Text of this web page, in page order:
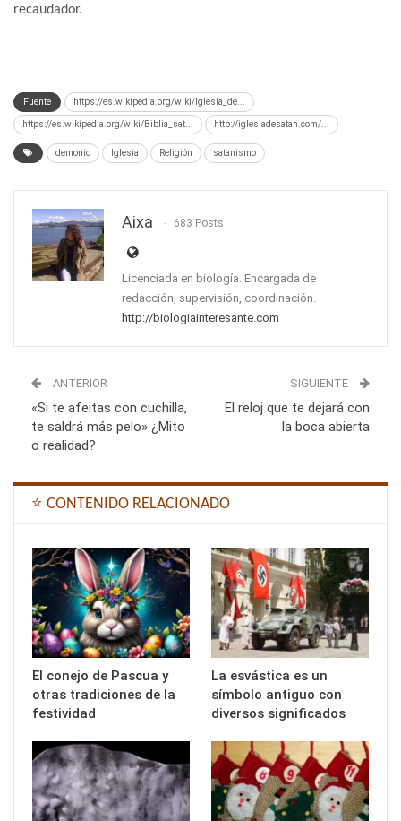
recaudador.
Fuente https://es.wikipedia.org/wiki/Iglesia_de...
https://es.wikipedia.org/wiki/Biblia_sat... http://iglesiadesatan.com/...
demonio Iglesia Religión satanismo
Aixa 683 Posts
Licenciada en biología. Encargada de
redacción, supervisión, coordinación.
http://biologiainteresante.com
ANTERIOR
«Si te afeitas con cuchilla,
te saldrá más pelo» ¿Mito
o realidad?
SIGUIENTE
El reloj que te dejará con
la boca abierta
⭐ CONTENIDO RELACIONADO
El conejo de Pascua y
otras tradiciones de la
festividad
La esvástica es un
símbolo antiguo con
diversos significados